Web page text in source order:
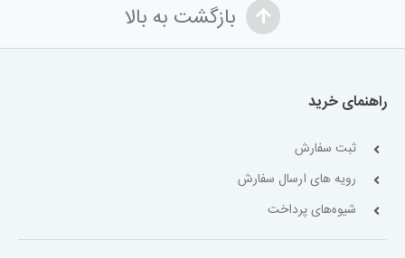
بازگشت به بالا
راهنمای خرید
ثبت سفارش
رویه های ارسال سفارش
شیوه‌های پرداخت